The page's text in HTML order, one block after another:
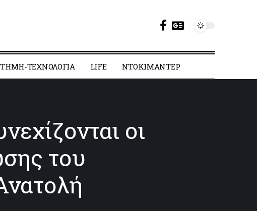
ΤΕΧΝΟΛΟΓΙΑ LIFE ΝΤΟΚΙΜΑΝΤΕΡ
οι
του